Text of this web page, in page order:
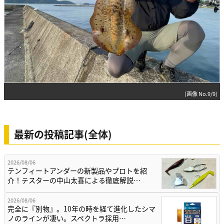
(画像 No.9/9)
最新の投稿記事(全体)
2026/08/06
テンフィートアンダーの新製品やプロトを紹
介！テスターの中山太喜による徹底解説…
2026/08/06
完全に『別物』。10年の時を経て進化したシマ
ノのラインが凄い。スペクトラ採用…